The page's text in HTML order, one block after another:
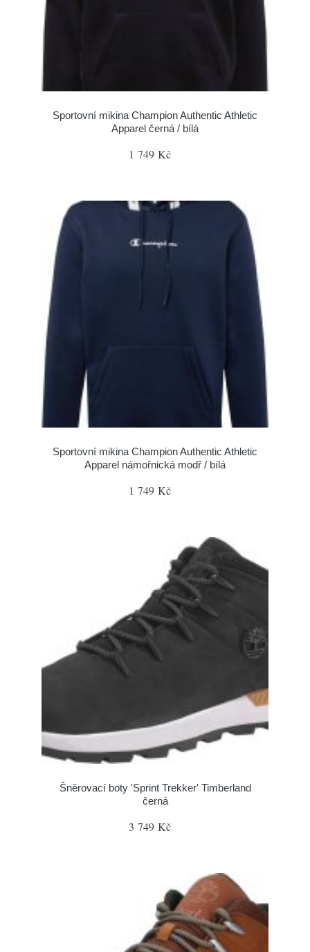
Sportovní mikina Champion Authentic Athletic
Apparel černá / bílá
1 749 Kč
Sportovní mikina Champion Authentic Athletic
Apparel námořnická modř / bílá
1 749 Kč
Šněrovací boty 'Sprint Trekker' Timberland
černá
3 749 Kč